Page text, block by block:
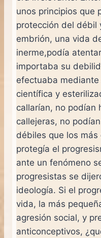
unos principios que
protección del débil
embrión, una vida
inerme,podía
importaba su
efectuaba
científica y
callarían, no podían
callejeras, no
débiles que los
protegía el
ante un fenómeno
progresistas se
ideología. Si el
vida, la más
agresión social, y
anticonceptivos,